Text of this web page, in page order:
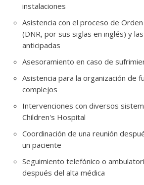
instalaciones
Asistencia con el proceso de
(DNR, por sus siglas en inglés) y
anticipadas
Asesoramiento en caso de
Asistencia para la organización de
complejos
Intervenciones con diversos
Children's Hospital
Coordinación de una reunión
un paciente
Seguimiento telefónico o
después del alta médica